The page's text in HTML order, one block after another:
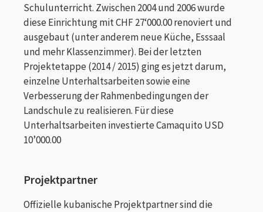
Schulunterricht. Zwischen 2004 und 2006 wurde
diese Einrichtung mit CHF 27‘000.00 renoviert und
ausgebaut (unter anderem neue Küche, Esssaal
und mehr Klassenzimmer). Bei der letzten
Projektetappe (2014 / 2015) ging es jetzt darum,
einzelne Unterhaltsarbeiten sowie eine
Verbesserung der Rahmenbedingungen der
Landschule zu realisieren. Für diese
Unterhaltsarbeiten investierte Camaquito USD
10’000.00
Projektpartner
Offizielle kubanische Projektpartner sind die